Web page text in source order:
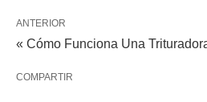
ANTERIOR
« Cómo Funciona Una
COMPARTIR